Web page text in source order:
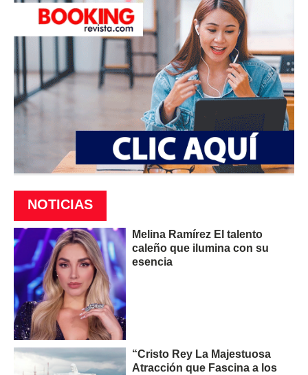
NOTICIAS
Melina Ramírez El talento
caleño que ilumina con su
esencia
“Cristo Rey La Majestuosa
Atracción que Fascina a los